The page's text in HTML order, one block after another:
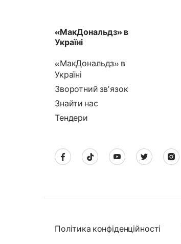
«МакДональдз» в
Україні
«МакДональдз» в
Україні
Зворотний звʼязок
Знайти нас
Тендери
Політика конфіденційності